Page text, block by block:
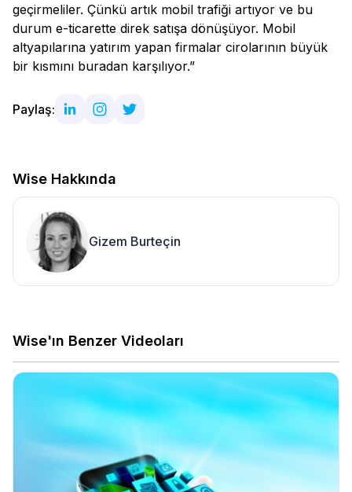
geçirmeliler. Çünkü artık mobil trafiği artıyor ve bu
durum e-ticarette direk satışa dönüşüyor. Mobil
altyapılarına yatırım yapan firmalar cirolarının büyük
bir kısmını buradan karşılıyor.”
Paylaş:
Wise Hakkında
Gizem Burteçin
Wise'ın Benzer Videoları